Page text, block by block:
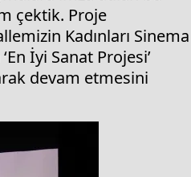
çektik. Proje
Kadınları Sinema
İyi Sanat Projesi’
devam etmesini